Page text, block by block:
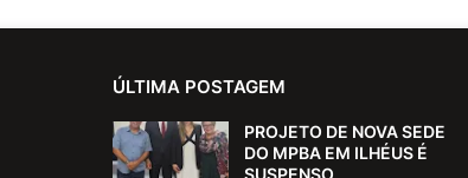
ÚLTIMA POSTAGEM
PROJETO DE NOVA SEDE
DO MPBA EM ILHÉUS É
SUSPENSO.